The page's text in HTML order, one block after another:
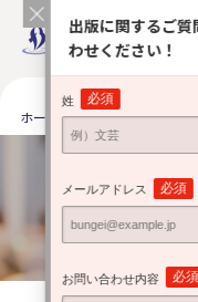
ホーム 出版をお考えの
執筆と出版
出版に関するご
わせください！
姓 必須
メールアドレス 必須
お問い合わせ内容 必須